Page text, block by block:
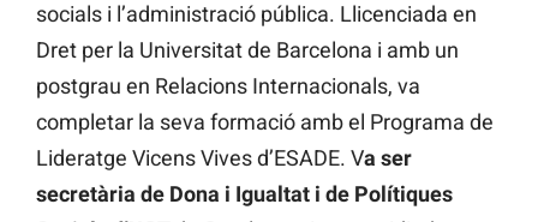
socials i l’administració pública. Llicenciada en
Dret per la Universitat de Barcelona i amb un
postgrau en Relacions Internacionals, va
completar la seva formació amb el Programa de
Lideratge Vicens Vives d’ESADE. Va ser
secretària de Dona i Igualtat i de Polítiques